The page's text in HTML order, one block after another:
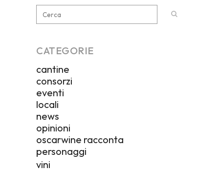
CATEGORIE
cantine
consorzi
eventi
locali
news
opinioni
oscarwine racconta
personaggi
vini